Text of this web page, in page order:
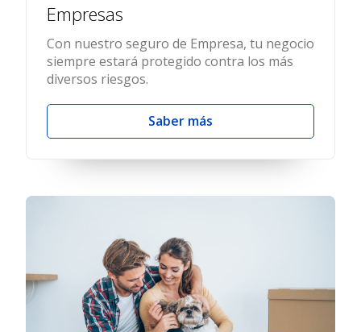
Empresas
Con nuestro seguro de Empresa, tu negocio
siempre estará protegido contra los más
diversos riesgos.
Saber más